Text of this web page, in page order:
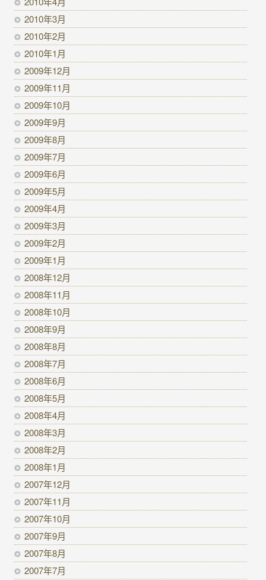
2010年3月
2010年2月
2010年1月
2009年12月
2009年11月
2009年10月
2009年9月
2009年8月
2009年7月
2009年6月
2009年5月
2009年4月
2009年3月
2009年2月
2009年1月
2008年12月
2008年11月
2008年10月
2008年9月
2008年8月
2008年7月
2008年6月
2008年5月
2008年4月
2008年3月
2008年2月
2008年1月
2007年12月
2007年11月
2007年10月
2007年9月
2007年8月
2007年7月